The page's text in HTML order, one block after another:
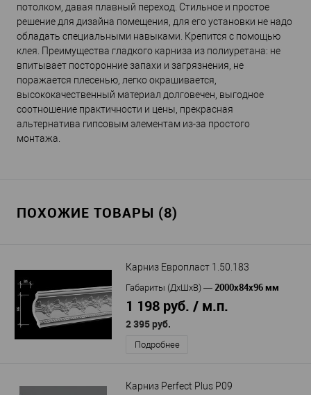
потолком, давая плавный переход. Стильное и простое
решение для дизайна помещения, для его установки не надо
обладать специальными навыками. Крепится с помощью
клея. Преимущества гладкого карниза из полиуретана: не
впитывает посторонние запахи и загрязнения, не
поражается плесенью, легко окрашивается,
высококачественный материал долговечен, выгодное
соотношение практичности и цены, прекрасная
альтернатива гипсовым элементам из-за простого
монтажа.
ПОХОЖИЕ ТОВАРЫ (8)
Карниз Европласт 1.50.183
Габариты (ДхШхВ) — 2000x84x96 мм
1 198 руб. / м.п.
2 395 руб.
Подробнее
Карниз Perfect Plus P09